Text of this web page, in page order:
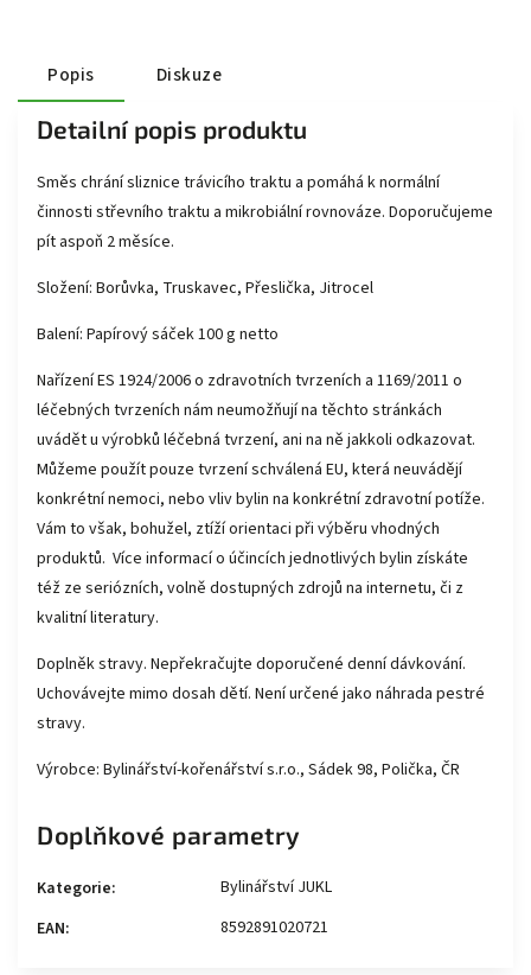
Popis Diskuze
Detailní popis produktu
Směs chrání sliznice trávicího traktu a pomáhá k normální
činnosti střevního traktu a mikrobiální rovnováze. Doporučujeme
pít aspoň 2 měsíce.
Složení: Borůvka, Truskavec, Přeslička, Jitrocel
Balení: Papírový sáček 100 g netto
Nařízení ES 1924/2006 o zdravotních tvrzeních a 1169/2011 o
léčebných tvrzeních nám neumožňují na těchto stránkách
uvádět u výrobků léčebná tvrzení, ani na ně jakkoli odkazovat.
Můžeme použít pouze tvrzení schválená EU, která neuvádějí
konkrétní nemoci, nebo vliv bylin na konkrétní zdravotní potíže.
Vám to však, bohužel, ztíží orientaci při výběru vhodných
produktů. Více informací o účincích jednotlivých bylin získáte
též ze seriózních, volně dostupných zdrojů na internetu, či z
kvalitní literatury.
Doplněk stravy. Nepřekračujte doporučené denní dávkování.
Uchovávejte mimo dosah dětí. Není určené jako náhrada pestré
stravy.
Výrobce: Bylinářství-kořenářství s.r.o., Sádek 98, Polička, ČR
Doplňkové parametry
Kategorie:
Bylinářství JUKL
EAN: 8592891020721